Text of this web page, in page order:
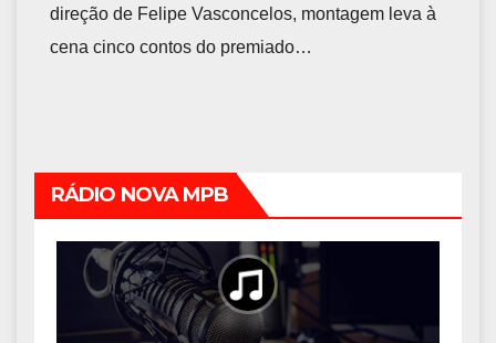
direção de Felipe Vasconcelos, montagem leva à
cena cinco contos do premiado…
RÁDIO NOVA MPB